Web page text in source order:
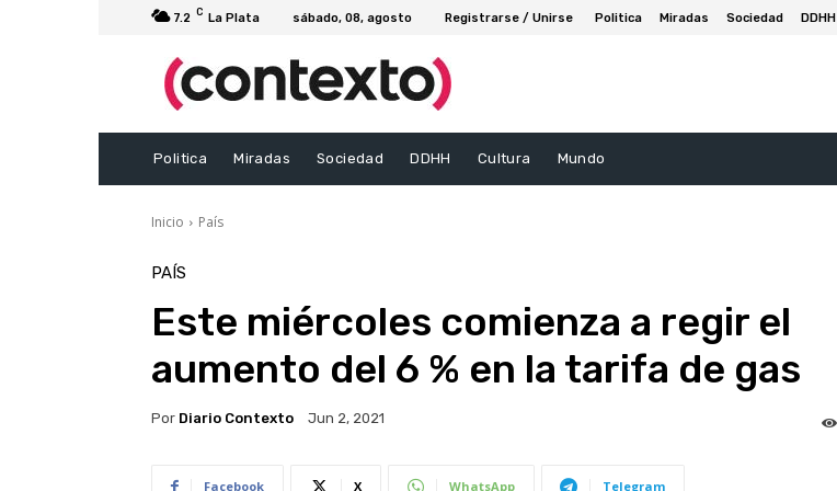
7.2 C La Plata sábado, 08, agosto Registrarse / Unirse Politica Miradas Sociedad DDHH
Politica Miradas Sociedad DDHH Cultura Mundo
Inicio País
PAÍS
Este miércoles comienza a regir el
aumento del 6 % en la tarifa de gas
Por Diario Contexto Jun 2, 2021
Facebook X WhatsApp Telegram